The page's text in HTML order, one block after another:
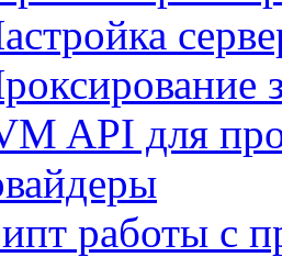
API для
работы с